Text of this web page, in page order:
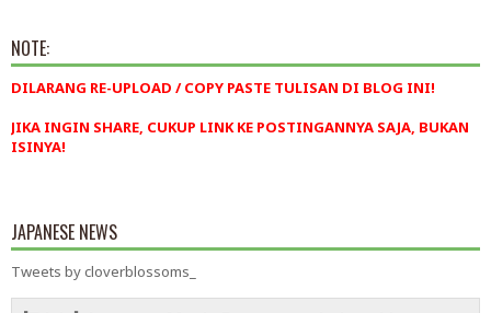
NOTE:
DILARANG RE-UPLOAD / COPY PASTE TULISAN DI BLOG INI!
JIKA INGIN SHARE, CUKUP LINK KE POSTINGANNYA SAJA, BUKAN
ISINYA!
JAPANESE NEWS
Tweets by cloverblossoms_